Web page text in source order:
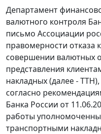
Департамент
валютного контроля
письмо Ассоциации
правомерности отказа
совершении валютных
представления
накладных (далее -
согласно
Банка России от
работы
транспортными